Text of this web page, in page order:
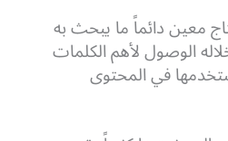
معين دائماً ما يبحث به
الوصول لأهم الكلمات
في المحتوى